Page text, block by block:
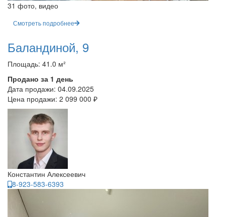
31 фото, видео
Смотреть подробнее
Баландиной, 9
Площадь: 41.0 м²
Продано за 1 день
Дата продажи: 04.09.2025
Цена продажи: 2 099 000 ₽
Константин Алексеевич
8-923-583-6393